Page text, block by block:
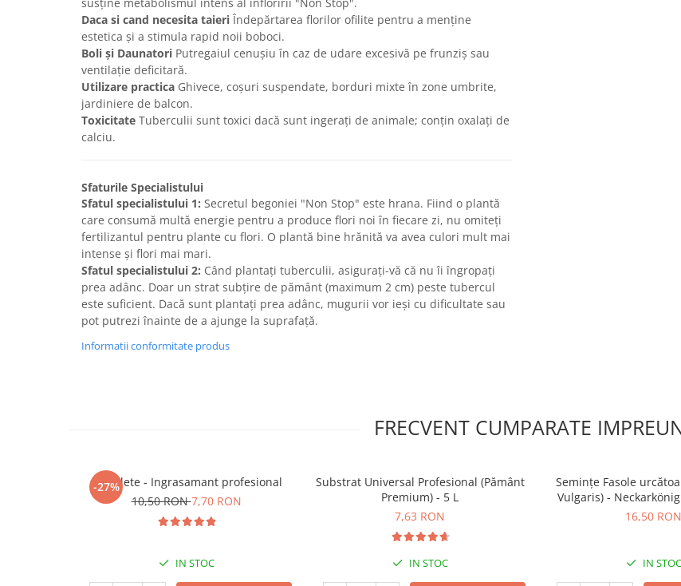
susține metabolismul intens al înfloririi "Non Stop".
Daca si cand necesita taieri Îndepărtarea florilor ofilite pentru a menține
estetica și a stimula rapid noii boboci.
Boli și Daunatori Putregaiul cenușiu în caz de udare excesivă pe frunziș sau
ventilație deficitară.
Utilizare practica Ghivece, coșuri suspendate, borduri mixte în zone umbrite,
jardiniere de balcon.
Toxicitate Tuberculii sunt toxici dacă sunt ingerați de animale; conțin oxalați de
calciu.
Sfaturile Specialistului
Sfatul specialistului 1: Secretul begoniei "Non Stop" este hrana. Fiind o plantă
care consumă multă energie pentru a produce flori noi în fiecare zi, nu omiteți
fertilizantul pentru plante cu flori. O plantă bine hrănită va avea culori mult mai
intense și flori mai mari.
Sfatul specialistului 2: Când plantați tuberculii, asigurați-vă că nu îi îngropați
prea adânc. Doar un strat subțire de pământ (maximum 2 cm) peste tubercul
este suficient. Dacă sunt plantați prea adânc, mugurii vor ieși cu dificultate sau
pot putrezi înainte de a ajunge la suprafață.
Informatii conformitate produs
FRECVENT CUMPARATE
-27%
5 Tablete - Ingrasamant profesional
10,50 RON7,70 RON
IN STOC
Substrat Universal Profesional (Pământ
Premium) - 5 L
7,63 RON
IN STOC
Semințe Fasole
Vulgaris) -
16,50 RON
IN STOC